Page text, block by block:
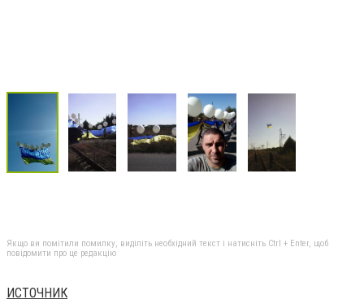
Якщо ви помітили помилку, виділіть необхідний текст і натисніть Ctrl + Enter, щоб
повідомити про це редакцію
ИСТОЧНИК